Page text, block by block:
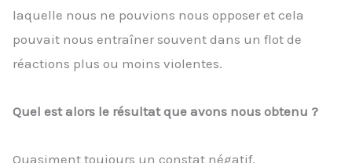
laquelle nous ne pouvions nous opposer et cela
pouvait nous entraîner souvent dans un flot de
réactions plus ou moins violentes.
Quel est alors le résultat que avons nous obtenu ?
Quasiment toujours un constat négatif.